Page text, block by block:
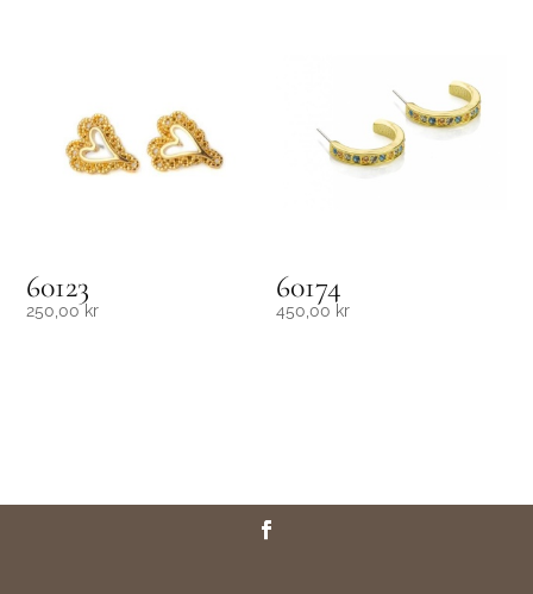
60123
250,00 kr
60174
450,00 kr